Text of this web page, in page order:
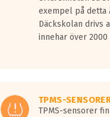
Vid körning i över 50km/h
På däckmärkningen
medans de vita vågorna
Ett däck med tre svarta
exempel på detta
Däckskolan drivs
innehar över
TPMS-
TPMS-sensorer